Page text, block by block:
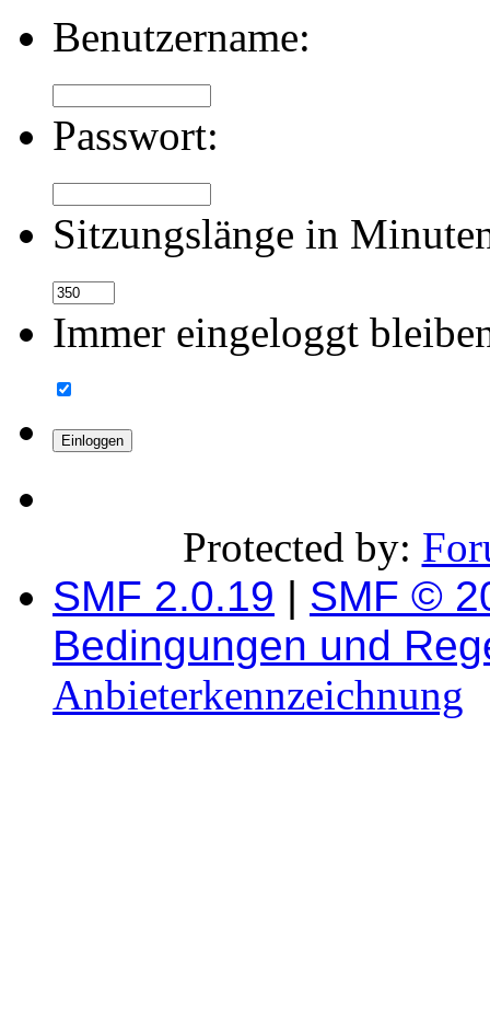
Benutzername:
Passwort:
Sitzungslänge in
Immer eingeloggt
Protected by:
SMF 2.0.19 | SMF ©
Bedingungen und
Anbieterkennzeichnung